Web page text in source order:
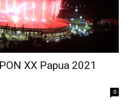
XX Papua 2021
0